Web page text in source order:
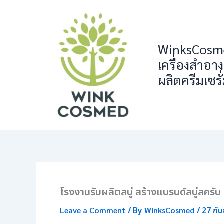
เครื่องสำอ
ผลิตครีมเซ
โรงงานรับผลิตสบู่ สร้างแบรนด์สบู่สครั
Leave a Comment / ByWinksCosmed / 27 กั